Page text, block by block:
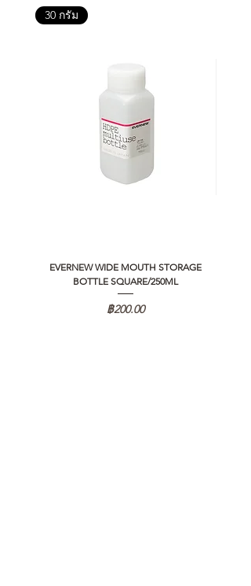
30 กรัม
EVERNEW WIDE MOUTH STORAGE
BOTTLE SQUARE/250ML
ราคา
฿200.00